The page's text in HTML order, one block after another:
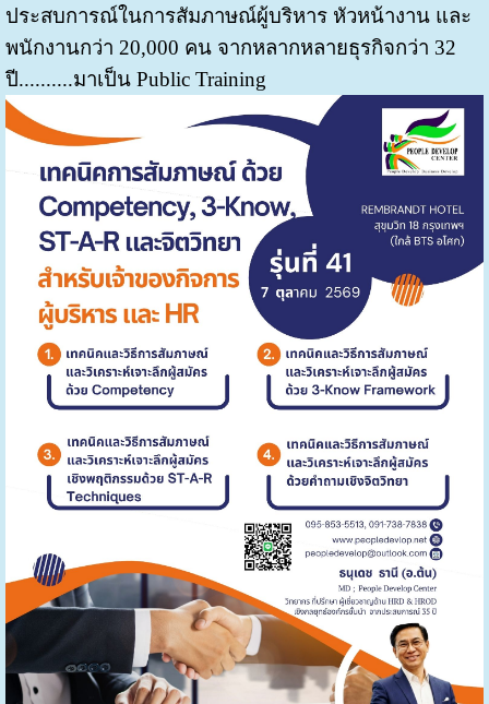
ประสบการณ์ในการสัมภาษณ์ผู้บริหาร หัวหน้างาน และ
พนักงานกว่า 20,000 คน จากหลากหลายธุรกิจกว่า 32
ปี..........มาเป็น Public Training